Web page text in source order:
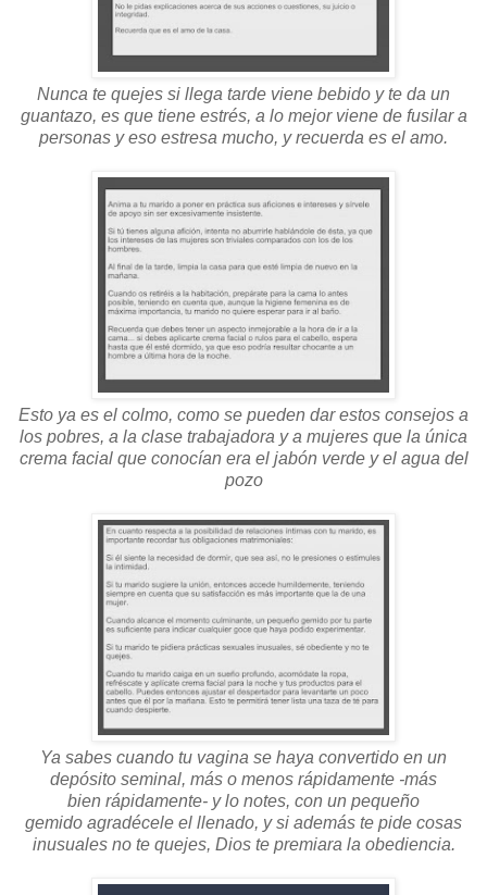
Nunca te quejes si llega tarde viene bebido y te da un
guantazo, es que tiene estrés, a lo mejor viene de fusilar a
personas y eso estresa mucho, y recuerda es el amo.
Esto ya es el colmo, como se pueden dar estos consejos a
los pobres, a la clase trabajadora y a mujeres que la única
crema facial que conocían era el jabón verde y el agua del
pozo
Ya sabes cuando tu vagina se haya convertido en un
depósito seminal, más o menos rápidamente -más
bien rápidamente- y lo notes, con un pequeño
gemido agradécele el llenado, y si además te pide cosas
inusuales no te quejes, Dios te premiara la obediencia.